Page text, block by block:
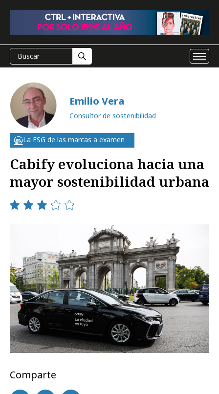
Emilio Vera
Consultor de sostenibilidad
La ESG de las marcas a examen
Cabify evoluciona hacia una
mayor sostenibilidad urbana
Comparte